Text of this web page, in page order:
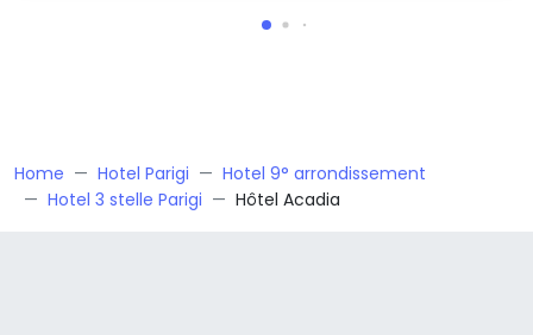
Home Hotel Parigi
Hotel 9° arrondissement
Hotel 3 stelle Parigi
Hôtel Acadia